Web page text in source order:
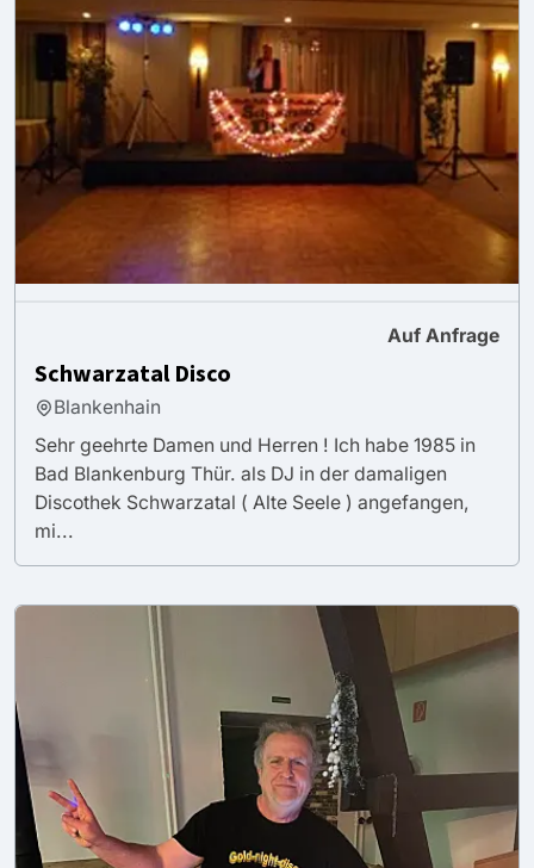
Auf Anfrage
Schwarzatal Disco
Blankenhain
Sehr geehrte Damen und Herren ! Ich habe 1985 in
Bad Blankenburg Thür. als DJ in der damaligen
Discothek Schwarzatal ( Alte Seele ) angefangen,
mi...